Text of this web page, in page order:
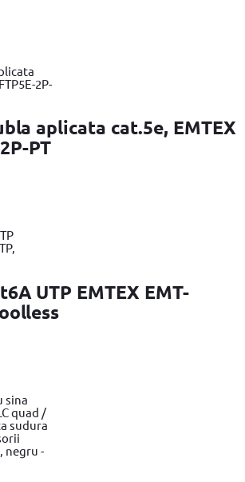
aplicata cat.5e, EMTEX
PT
UTP EMTEX EMT-